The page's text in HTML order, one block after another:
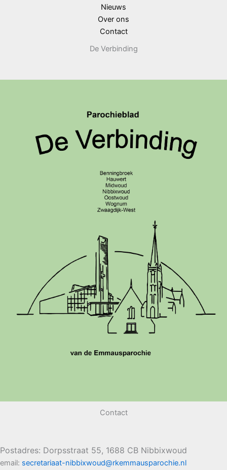
Nieuws
Over ons
Contact
De Verbinding
Contact
Postadres: Dorpsstraat 55, 1688 CB Nibbixwoud
email: secretariaat-nibbixwoud@rkemmausparochie.nl